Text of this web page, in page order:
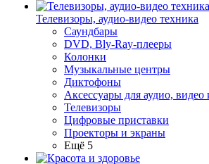
Телевизоры, аудио-видео техника
Саундбары
DVD, Bly-Ray-плееры
Колонки
Музыкальные центры
Диктофоны
Аксессуары для аудио,
Телевизоры
Цифровые приставки
Проекторы и экраны
Ещё 5